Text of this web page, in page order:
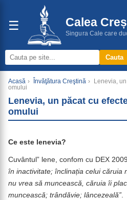
☰ Calea
Singura Cale care
Cauta
Acasă › Învăţătura Creştină ›
Lenevia,
omului
Lenevia, un păcat cu
omului
Ce este lenevia?
Cuvântul” lene, confom cu DEX
în inactivitate; înclinația celui căruia
nu vrea să muncească, căruia îi
muncească; trândăvie; lâncezeală”.